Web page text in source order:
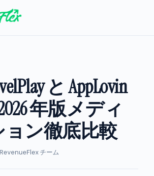
と AppLovin
年版メディ
ョン徹底比較
チーム